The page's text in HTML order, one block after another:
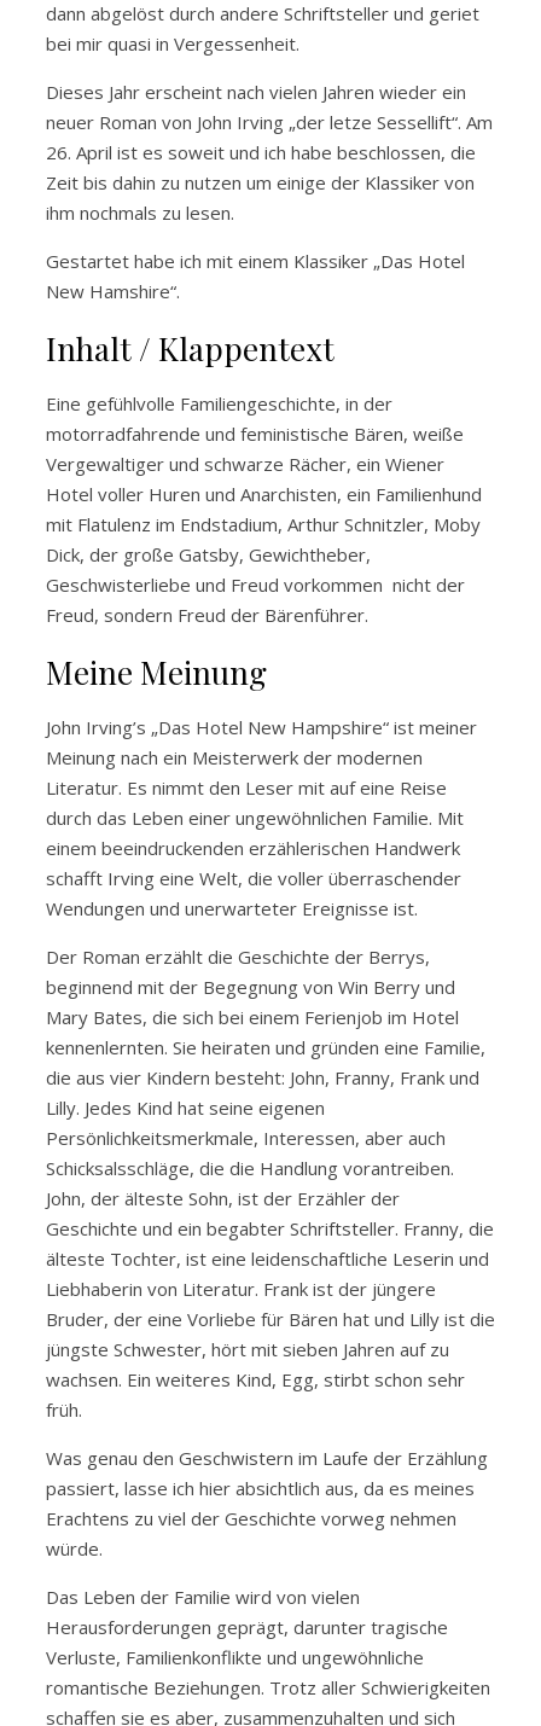
dann abgelöst durch andere Schriftsteller und geriet
bei mir quasi in Vergessenheit.
Dieses Jahr erscheint nach vielen Jahren wieder ein
neuer Roman von John Irving „der letze Sessellift“. Am
26. April ist es soweit und ich habe beschlossen, die
Zeit bis dahin zu nutzen um einige der Klassiker von
ihm nochmals zu lesen.
Gestartet habe ich mit einem Klassiker „Das Hotel
New Hamshire“.
Inhalt / Klappentext
Eine gefühlvolle Familiengeschichte, in der
motorradfahrende und feministische Bären, weiße
Vergewaltiger und schwarze Rächer, ein Wiener
Hotel voller Huren und Anarchisten, ein Familienhund
mit Flatulenz im Endstadium, Arthur Schnitzler, Moby
Dick, der große Gatsby, Gewichtheber,
Geschwisterliebe und Freud vorkommen ­ nicht der
Freud, sondern Freud der Bärenführer.
Meine Meinung
John Irving’s „Das Hotel New Hampshire“ ist meiner
Meinung nach ein Meisterwerk der modernen
Literatur. Es nimmt den Leser mit auf eine Reise
durch das Leben einer ungewöhnlichen Familie. Mit
einem beeindruckenden erzählerischen Handwerk
schafft Irving eine Welt, die voller überraschender
Wendungen und unerwarteter Ereignisse ist.
Der Roman erzählt die Geschichte der Berrys,
beginnend mit der Begegnung von Win Berry und
Mary Bates, die sich bei einem Ferienjob im Hotel
kennenlernten. Sie heiraten und gründen eine Familie,
die aus vier Kindern besteht: John, Franny, Frank und
Lilly. Jedes Kind hat seine eigenen
Persönlichkeitsmerkmale, Interessen, aber auch
Schicksalsschläge, die die Handlung vorantreiben.
John, der älteste Sohn, ist der Erzähler der
Geschichte und ein begabter Schriftsteller. Franny, die
älteste Tochter, ist eine leidenschaftliche Leserin und
Liebhaberin von Literatur. Frank ist der jüngere
Bruder, der eine Vorliebe für Bären hat und Lilly ist die
jüngste Schwester, hört mit sieben Jahren auf zu
wachsen. Ein weiteres Kind, Egg, stirbt schon sehr
früh.
Was genau den Geschwistern im Laufe der Erzählung
passiert, lasse ich hier absichtlich aus, da es meines
Erachtens zu viel der Geschichte vorweg nehmen
würde.
Das Leben der Familie wird von vielen
Herausforderungen geprägt, darunter tragische
Verluste, Familienkonflikte und ungewöhnliche
romantische Beziehungen. Trotz aller Schwierigkeiten
schaffen sie es aber, zusammenzuhalten und sich